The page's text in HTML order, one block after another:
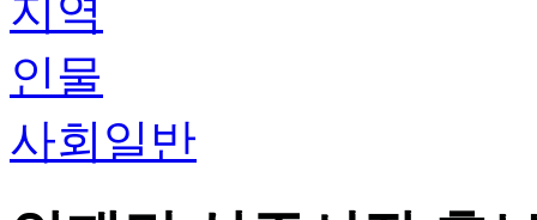
지역
인물
사회일반